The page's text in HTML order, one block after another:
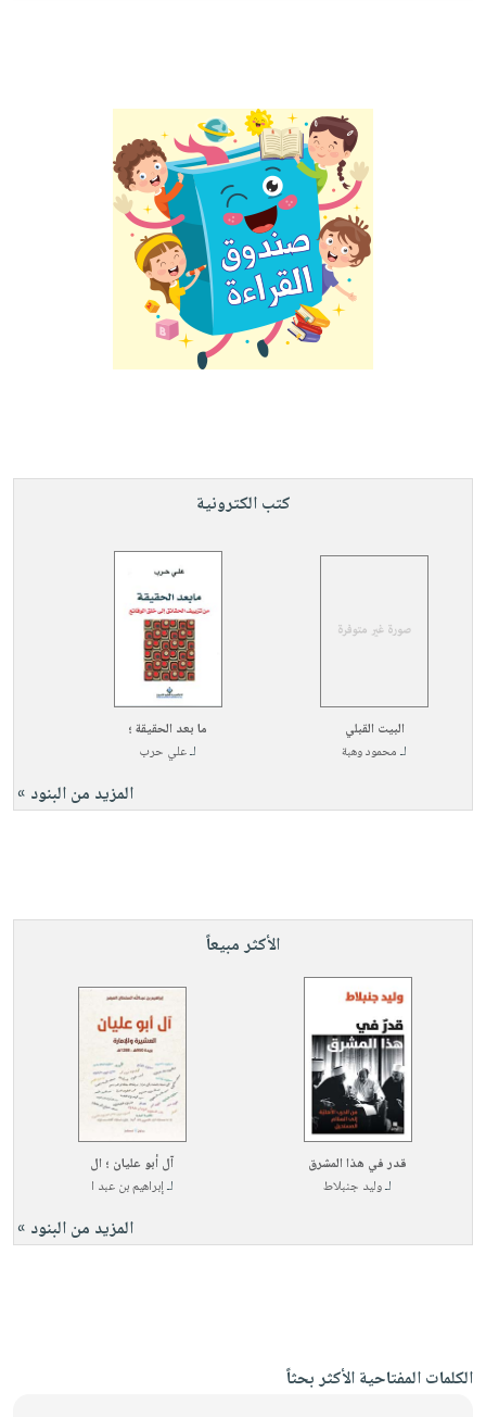
كتب الكترونية
البيت القبلي
لـمحمود وهبة
ما بعد الحقيقة ؛
لـعلي حرب
المزيد من البنود »
الأكثر مبيعاً
قدر في هذا المشرق
لـوليد جنبلاط
آل أبو عليان ؛ ال
لـإبراهيم بن عبد ا
المزيد من البنود »
الكلمات المفتاحية الأكثر بحثاً